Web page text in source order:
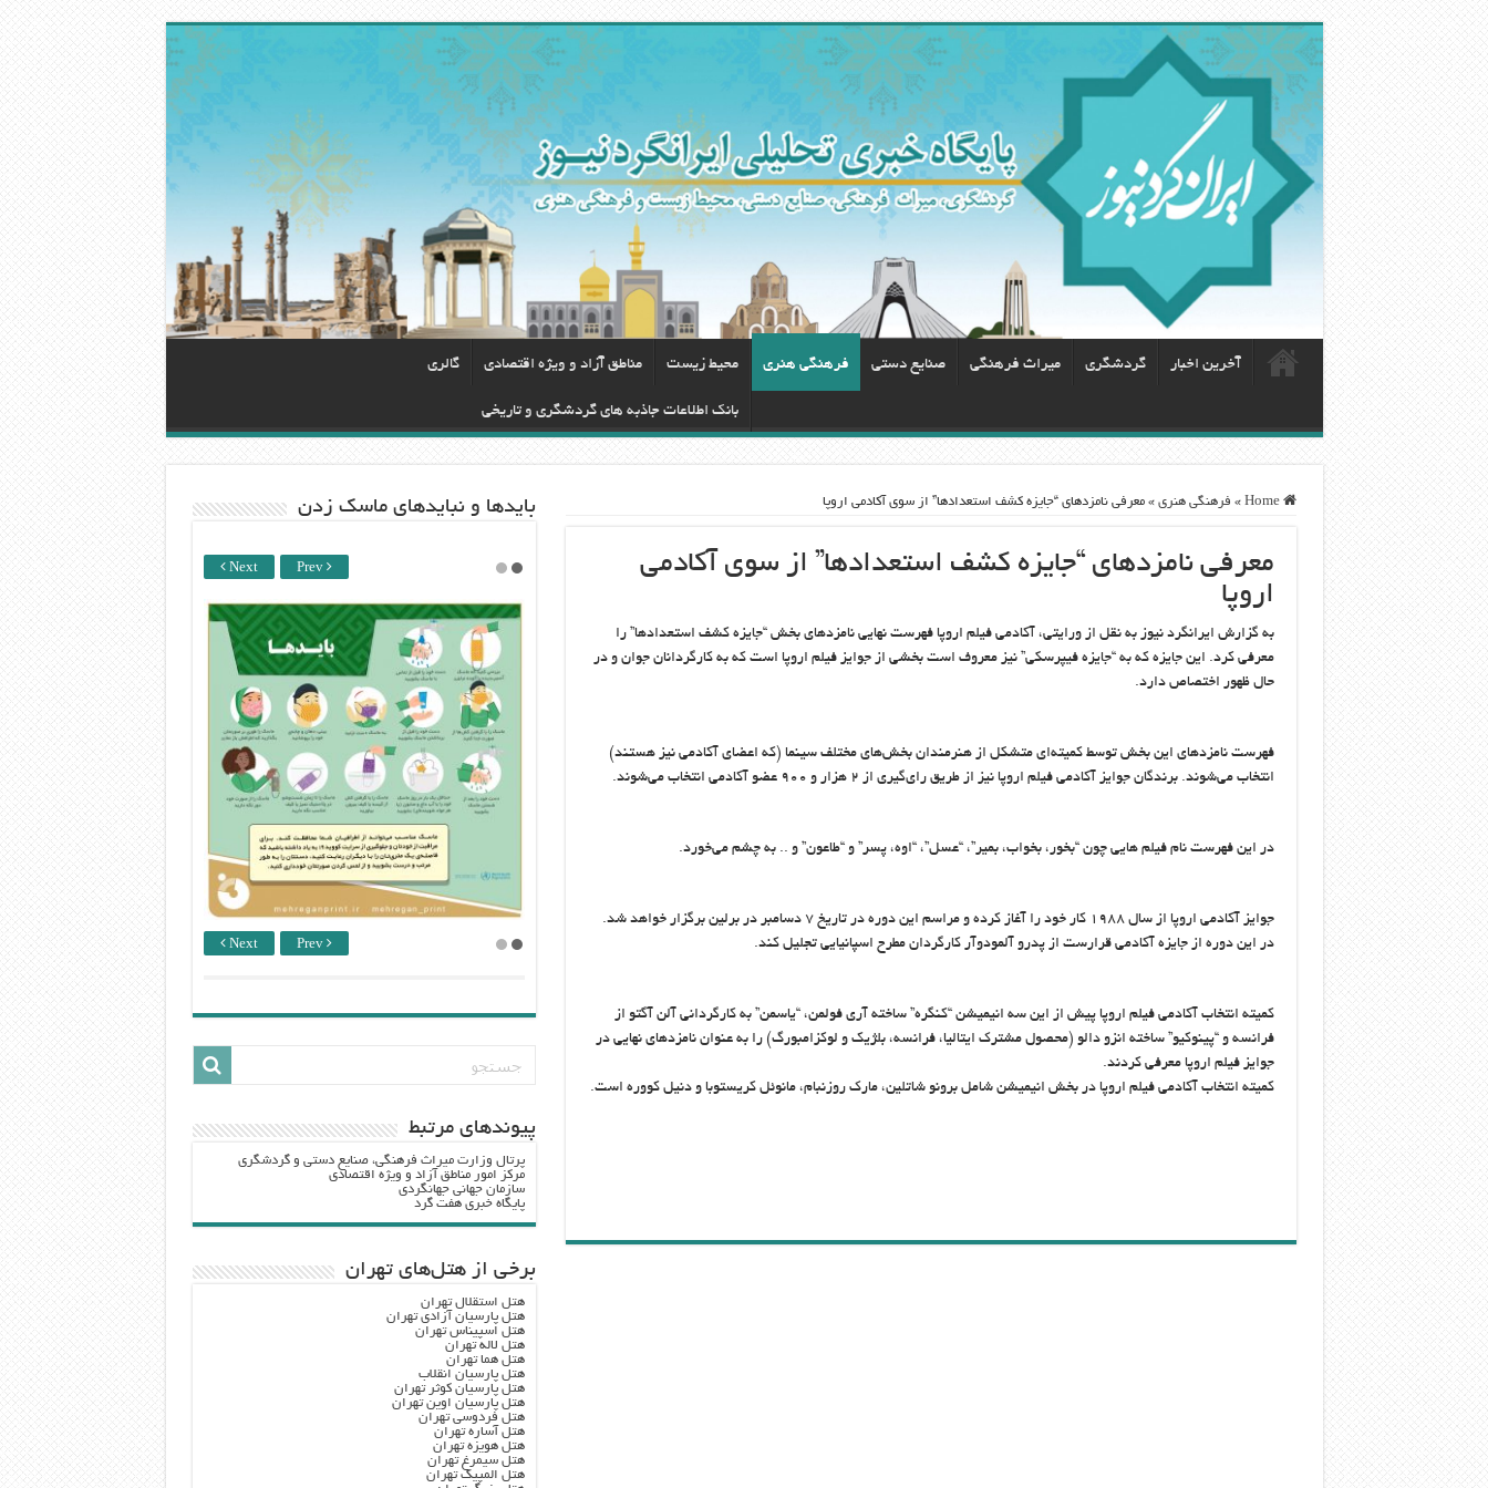
آخرین اخبار گردشگری ميراث فرهنگی صنایع دستی فرهنگی هنری محيط زيست مناطق آزاد و ویژه اقتصادی گالری
بانک اطلاعات جاذبه های گردشگری و تاریخی
Home
» فرهنگی هنری » معرفی نامزدهای “جایزه کشف استعدادها” از سوی آکادمی اروپا
معرفی نامزدهای “جایزه کشف استعدادها” از سوی آکادمی
اروپا
به گزارش ایرانگرد نیوز به نقل از ورایتی، آکادمی ‌فیلم اروپا فهرست نهایی نامزدهای بخش “جایزه کشف استعدادها” را
معرفی کرد. این جایزه که به “جایزه فیپرسکی” نیز معروف است بخشی از جوایز فیلم اروپا است که به کارگردانان جوان و در
حال ظهور اختصاص دارد.
فهرست نامزدهای این بخش توسط کمیته‌ای متشکل از هنرمندان بخش‌های مختلف سینما (که اعضای آکادمی ‌نیز هستند)
انتخاب می‌شوند. برندگان جوایز آکادمی ‌فیلم اروپا نیز از طریق رای‌گیری از ۲ هزار و ۹۰۰ عضو آکادمی انتخاب می‌شوند.
در این فهرست نام فیلم هایی چون “بخور، بخواب، بمیر”، “عسل”، “اوه، پسر” و “طاعون” و .. به چشم می‌خورد.
جوایز آکادمی‌ اروپا از سال ۱۹۸۸ کار خود را آغاز کرده و مراسم این دوره در تاریخ ۷ دسامبر در برلین برگزار خواهد شد.
در این دوره از جایزه آکادمی قرارست از پدرو آلمودوآر کارگردان مطرح اسپانیایی تجلیل کند.
کمیته انتخاب آکادمی فیلم اروپا پیش از این سه انیمیشن “کنگره” ساخته آری فولمن، “یاسمن” به کارگردانی آلن آگتو از
فرانسه و “پینوکیو” ساخته انزو دالو (محصول مشترک ایتالیا‌، فرانسه، بلژیک و لوکزامبورگ) را به عنوان نامزدهای نهایی در
جوایز فیلم اروپا معرفی کردند.
کمیته انتخاب آکادمی فیلم اروپا در بخش انیمیشن شامل برونو شاتلین، مارک روزنبام، مانوئل کریستوبا و دنیل کووره است.
باید‌ها و نبایدهای ماسک زدن
Next Prev
Next Prev
پيوندهاي مرتبط
پرتال وزارت ميراث فرهنگي، صنایع دستی و گردشگري
مرکز امور مناطق آزاد و ویژه اقتصادی
سازمان جهانی جهانگردی
پایگاه خبری هفت گرد
برخی از هتل‌های تهران
هتل استقلال تهران
هتل پارسیان آزادی تهران
هتل اسپیناس تهران
هتل لاله تهران
هتل هما تهران
هتل پارسیان انقلاب
هتل پارسیان کوثر تهران
هتل پارسیان اوین تهران
هتل فردوسی تهران
هتل آساره تهران
هتل هویزه تهران
هتل سیمرغ تهران
هتل المپیک تهران